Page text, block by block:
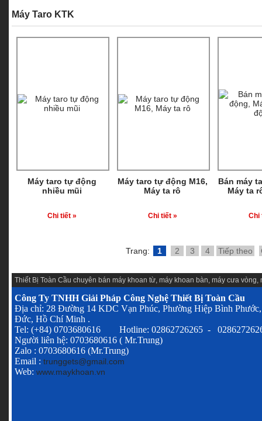
Máy Taro KTK
Máy taro tự động
nhiều mũi
Chi tiết »
Máy taro tự động M16,
Máy ta rô
Chi tiết »
Bán máy
Máy ta
Chi
Trang: 1 2 3 4 Tiếp theo
Thiết Bị Toàn Cầu chuyên bán máy khoan từ, máy khoan bàn, máy cưa vòng,
Công Ty TNHH Giải Pháp Công Nghệ Thiết Bị Toàn Cầu
Địa chỉ: 28 Đường 14 KDC Vạn Phúc, Phường Hiệp Bình
Đức, Hồ Chí Minh .
Tel: (+84) 0703680616 Hotline: 02862726265 -
Người liên hệ: 0703680616 ( Mr.Trung)
Zalo : 0703680616 (Mr.Trung)
Email : trunggets@gmail.com
Web: www.maykhoan.vn